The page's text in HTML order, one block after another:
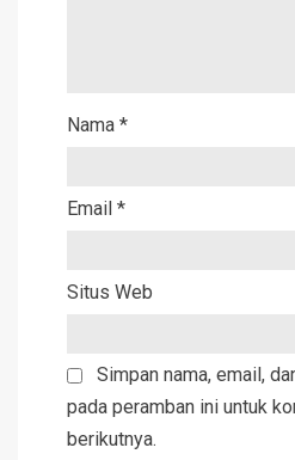
Nama *
Email *
Situs Web
Simpan nama, email,
pada peramban ini untuk
berikutnya.